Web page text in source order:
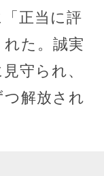
正当に評
た。誠実
守られ、
解放され